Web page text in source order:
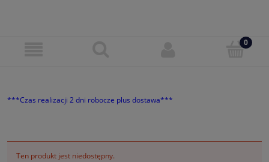
***Czas realizacji 2 dni robocze plus dostawa***
Ten produkt jest niedostępny.